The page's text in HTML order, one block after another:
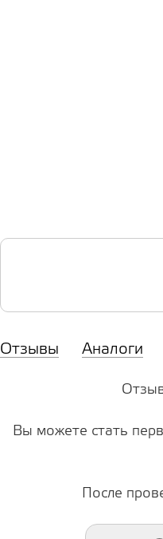
Отзывы Аналоги
Вы можете стать
После